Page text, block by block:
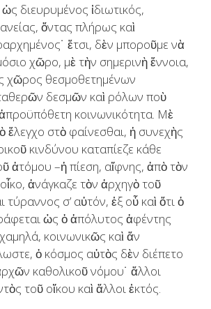
διευρυμένος ἰδιωτικός,
ὄντας πλήρως καὶ
ἔτσι, δὲν μποροῦμε νὰ
χῶρο, μὲ τὴν σημερινὴ ἔννοια,
χῶρος θεσμοθετημένων
δεσμῶν καὶ ρόλων ποὺ
κοινωνικότητα. Μὲ
ἔλεγχο στὸ φαίνεσθαι, ἡ συνεχὴς
κινδύνου καταπίεζε κάθε
ἀτόμου –ἡ πίεση, αἴφνης, ἀπὸ τὸν
ἀνάγκαζε τὸν ἀρχηγὸ τοῦ
τύραννος σ’ αὐτόν, ἐξ οὗ καὶ ὅτι ὁ
ὡς ὁ ἀπόλυτος ἀφέντης
κοινωνικῶς καὶ ἄν
ὁ κόσμος αὐτὸς δὲν διέπετο
καθολικοῦ νόμου˙ ἄλλοι
τοῦ οἴκου καὶ ἄλλοι ἐκτός.